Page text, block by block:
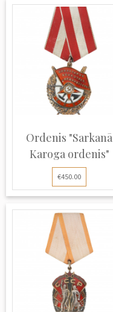
Ordenis "Sarkanā
Karoga ordenis"
€450.00